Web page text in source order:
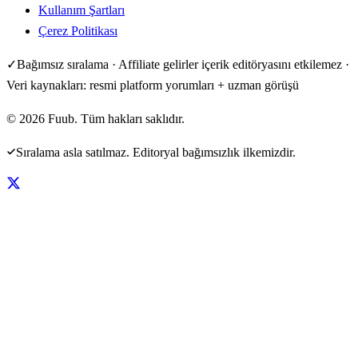
Kullanım Şartları
Çerez Politikası
✓Bağımsız sıralama · Affiliate gelirler içerik editöryasını etkilemez ·
Veri kaynakları: resmi platform yorumları + uzman görüşü
© 2026 Fuub. Tüm hakları saklıdır.
Sıralama asla satılmaz. Editoryal bağımsızlık ilkemizdir.